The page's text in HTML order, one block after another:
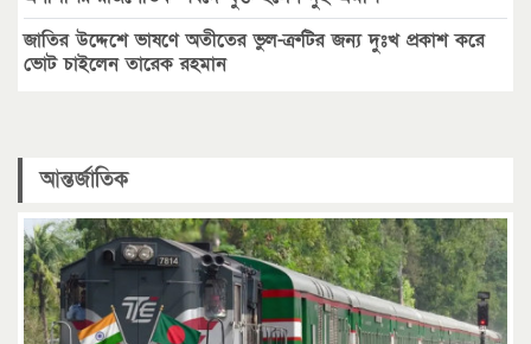
জাতির উদ্দেশে ভাষণে অতীতের ভুল-ত্রুটির জন্য দুঃখ প্রকাশ করে
ভোট চাইলেন তারেক রহমান
আন্তর্জাতিক